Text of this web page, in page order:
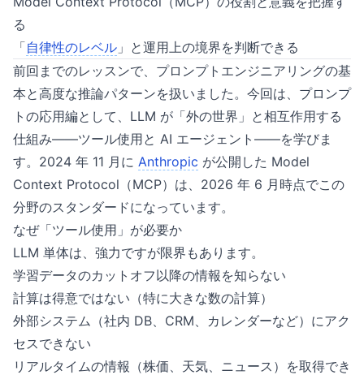
る
「自律性のレベル 」と運用上の境界を判断できる
前回までのレッスンで、プロンプトエンジニアリングの基
本と高度な推論パターンを扱いました。今回は、プロンプ
トの応用編として、LLM が「外の世界」と相互作用する
仕組み——ツール使用と AI エージェント——を学びま
す。2024 年 11 月に Anthropic が公開した Model
Context Protocol（MCP）は、2026 年 6 月時点でこの
分野のスタンダードになっています。
なぜ「ツール使用」が必要か
LLM 単体は、強力ですが限界もあります。
学習データのカットオフ以降の情報を知らない
計算は得意ではない（特に大きな数の計算）
外部システム（社内 DB、CRM、カレンダーなど）にアク
セスできない
リアルタイムの情報（株価、天気、ニュース）を取得でき